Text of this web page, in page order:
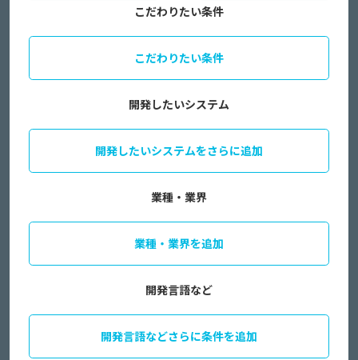
こだわりたい条件
こだわりたい条件
開発したいシステム
開発したいシステムをさらに追加
業種・業界
業種・業界を追加
開発言語など
開発言語などさらに条件を追加